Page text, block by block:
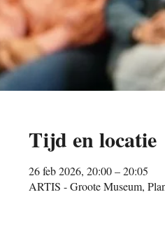
Tijd en locatie
26 feb 2026, 20:00 – 20:05
ARTIS - Groote Museum,